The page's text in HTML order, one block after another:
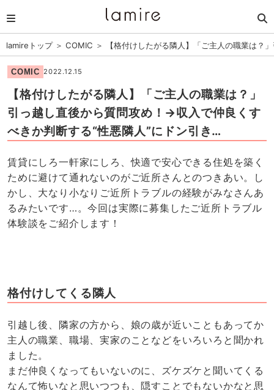
lamireトップ＞ COMIC ＞ 【格付けしたがる隣人】「ご主人の職業は
COMIC 2022.12.15
【格付けしたがる隣人】「ご主人の職業は？」
引っ越し直後から質問攻め！→収入で仲良くす
べきか判断する“性悪隣人”にドン引き…
賃貸にしろ一軒家にしろ、快適で安心できる住処を築く
ために避けて通れないのがご近所さんとのつきあい。し
かし、大なり小なりご近所トラブルの経験がみなさんあ
るみたいです…。今回は実際に募集したご近所トラブル
体験談をご紹介します！
格付けしてくる隣人
引越し後、隣家の方から、娘の歳が近いこともあってか
主人の職業、職場、実家のことなどをいろいろと聞かれ
ました。
まだ仲良くなってもいないのに、ズケズケと聞いてくる
なんて怖いなと思いつつも、隠すことでもないかなと思